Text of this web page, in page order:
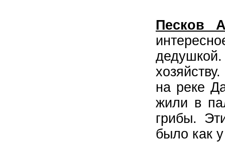
Песков
на реке
жили в
грибы.
было как